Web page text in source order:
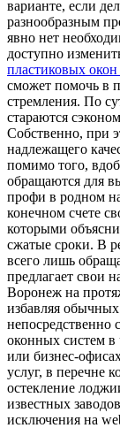
варианте, если
разнообразным
явно нет
доступно
пластиковых окон
сможет помочь в
стремления. По
стараются
Собственно, при
надлежащего
помимо того,
обращаются для
профи в родном
конечном счете
которыми
сжатые сроки. В
всего лишь
предлагает свои
Воронеж на
избавляя
непосредственно
оконных систем в
или бизнес-
услуг, в перечне
остекление
известных
исключения на